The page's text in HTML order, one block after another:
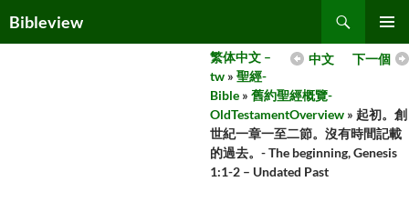
toBibleview
MENU
下一個
中文
繁体中文 –
tw » 聖經-
Bible » 舊約聖經概覽-
OldTestamentOverview » 起初。創
世紀一章一至二節。沒有時間記載
的過去。- The beginning, Genesis
1:1-2 – Undated Past